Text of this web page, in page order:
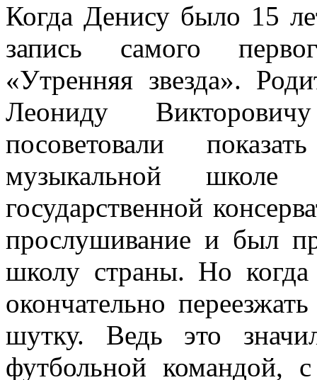
Когда Денису было 15
запись самого
«Утренняя звезда».
Леониду
посоветовали
музыкальной
государственной
прослушивание и был
школу страны. Но когда
окончательно
шутку. Ведь это
футбольной командой,